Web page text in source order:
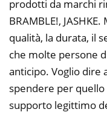
prodotti da marchi
BRAMBLE!,
qualità, la durata, il
che molte persone
anticipo. Voglio dire
spendere per quello
supporto legittimo